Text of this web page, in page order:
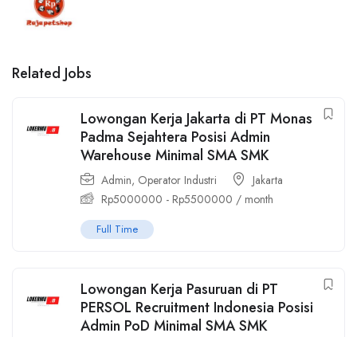
Related Jobs
Lowongan Kerja Jakarta di PT Monas
Padma Sejahtera Posisi Admin
Warehouse Minimal SMA SMK
Admin, Operator Industri
Jakarta
Rp5000000 - Rp5500000 / month
Full Time
Lowongan Kerja Pasuruan di PT
PERSOL Recruitment Indonesia Posisi
Admin PoD Minimal SMA SMK